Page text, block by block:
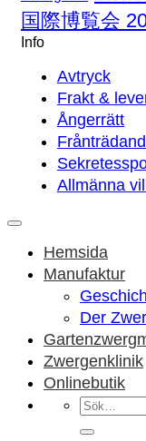
国際博覧会
Info
Avtryck
Frakt &
Ångerrätt
Allmänna
Hemsida
Manufaktur
Der
Zwergenklinik
Onlinebutik
Sök
efter: